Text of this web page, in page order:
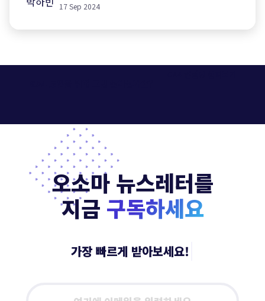
17 Sep 2024
오소마 뉴스레터를
지금 구독하세요
|